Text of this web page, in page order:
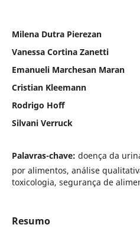
Milena Dutra Pierezan
Vanessa Cortina Zanetti
Emanueli Marchesan Maran
Cristian Kleemann
Rodrigo Hoff
Silvani Verruck
Palavras-chave: doença da
por alimentos, análise
toxicologia, segurança de
Resumo